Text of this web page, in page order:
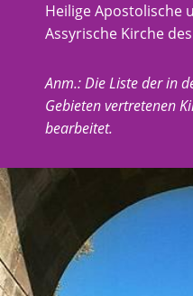
Heilige Apostolische
Assyrische Kirche
Anm.: Die Liste der in
Gebieten vertretenen
bearbeitet.